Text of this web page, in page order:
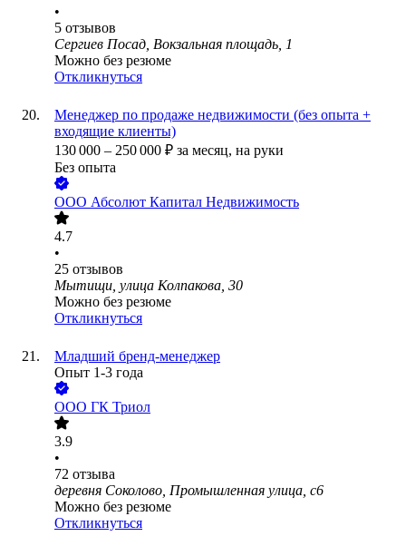
•
5 отзывов
Сергиев Посад, Вокзальная площадь, 1
Можно без резюме
Откликнуться
Менеджер по продаже недвижимости (без опыта +
входящие клиенты)
130 000 – 250 000 ₽ за месяц, на руки
Без опыта
ООО Абсолют Капитал Недвижимость
4.7
•
25 отзывов
Мытищи, улица Колпакова, 30
Можно без резюме
Откликнуться
Младший бренд-менеджер
Опыт 1-3 года
ООО ГК Триол
3.9
•
72 отзыва
деревня Соколово, Промышленная улица, с6
Можно без резюме
Откликнуться